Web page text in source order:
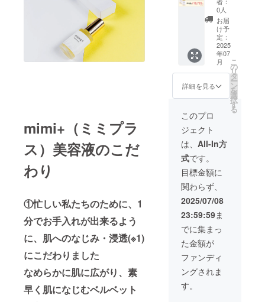
mimi+（ミミプラ
ス）美容液のこだ
わり
①忙しい私たちのために、1
分でお手入れが出来るよう
に、肌へのなじみ・浸透(※1)
にこだわりました
なめらかに肌に広がり、素
早く肌になじむベルベット
す。
※ZOOM
への接
続の際
に発生
する通
信費等
は、支
の負担
となり
インで
あなた
のお肌
をサ
ポート
しま
す！ ・
自分に
合った
こんな
悩みが
あるけ
どどう
やって
解決す
れば良
いか分
からな
い。 ・
年齢を
重ねて
肌が変
わった
けど、
どう
やって
スキン
20%OF
F】
mimi+
本品3
費税、
送料込
み
0人
お届
け予
定：
2025
年07
月
詳細を見る
こ
の
リ
タ
ー
ン
を
選
択
す
る
このプロ
ジェクト
は、 All-In方
式です。
目標金額に
関わらず、
2025/07/08
23:59:59ま
でに集まっ
た金額が
ファンディ
ングされま
す。